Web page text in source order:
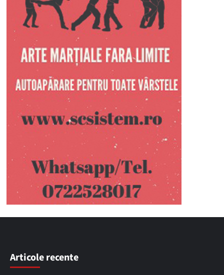
Articole recente